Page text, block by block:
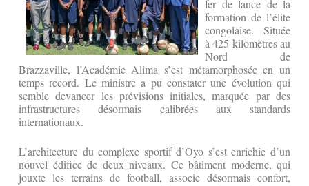
fer de lance de la
formation de l’élite
congolaise. Située
à 425 kilomètres au
Nord de
Brazzaville, l’Académie Alima s’est métamorphosée en un
temps record. Le ministre a pu constater une évolution qui
semble devancer les prévisions initiales, marquée par des
infrastructures désormais calibrées aux standards
internationaux.
L’architecture du complexe sportif d’Oyo s’est enrichie d’un
nouvel édifice de deux niveaux. Ce bâtiment moderne, qui
jouxte les terrains de football, associe désormais confort,